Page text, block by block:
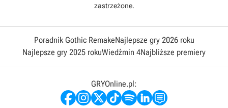
zastrzeżone.
Poradnik Gothic RemakeNajlepsze gry 2026 roku
Najlepsze gry 2025 rokuWiedźmin 4Najbliższe premiery
GRYOnline.pl: